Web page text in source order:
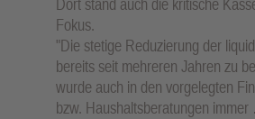
Dort stand auch die kritische
Fokus.
"Die stetige Reduzierung der
bereits seit mehreren Jahren zu
wurde auch in den vorgelegten
bzw. Haushaltsberatungen